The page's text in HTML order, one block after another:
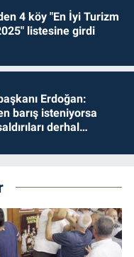
4 köy "En İyi Turizm
listesine girdi
Erdoğan:
barış isteniyorsa
derhal